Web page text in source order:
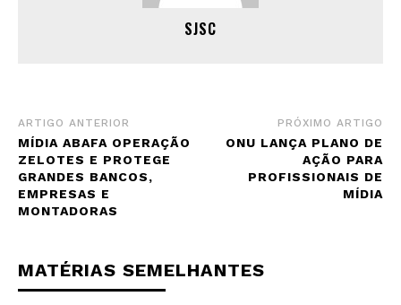
SJSC
ARTIGO ANTERIOR
MÍDIA ABAFA OPERAÇÃO
ZELOTES E PROTEGE
GRANDES BANCOS,
EMPRESAS E
MONTADORAS
PRÓXIMO ARTIGO
ONU LANÇA PLANO DE
AÇÃO PARA
PROFISSIONAIS DE
MÍDIA
MATÉRIAS SEMELHANTES